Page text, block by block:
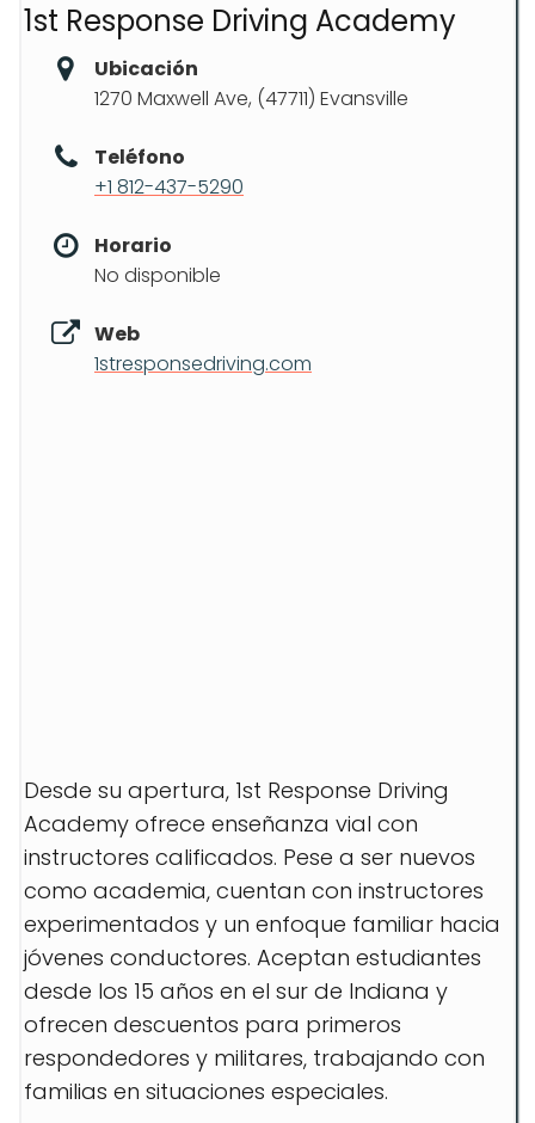
1st Response Driving Academy
Ubicación
1270 Maxwell Ave, (47711) Evansville
Teléfono
+1 812-437-5290
Horario
No disponible
Web
1stresponsedriving.com
Desde su apertura, 1st Response Driving
Academy ofrece enseñanza vial con
instructores calificados. Pese a ser nuevos
como academia, cuentan con instructores
experimentados y un enfoque familiar hacia
jóvenes conductores. Aceptan estudiantes
desde los 15 años en el sur de Indiana y
ofrecen descuentos para primeros
respondedores y militares, trabajando con
familias en situaciones especiales.